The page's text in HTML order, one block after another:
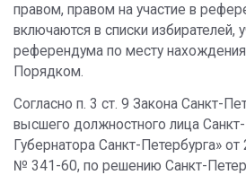
правом, правом на участие в
включаются в списки избирателей,
референдума по месту нахождения
Порядком.
Согласно п. 3 ст. 9 Закона Санкт-
высшего должностного лица
Губернатора Санкт-Петербурга»
№ 341-60, по решению Санкт-